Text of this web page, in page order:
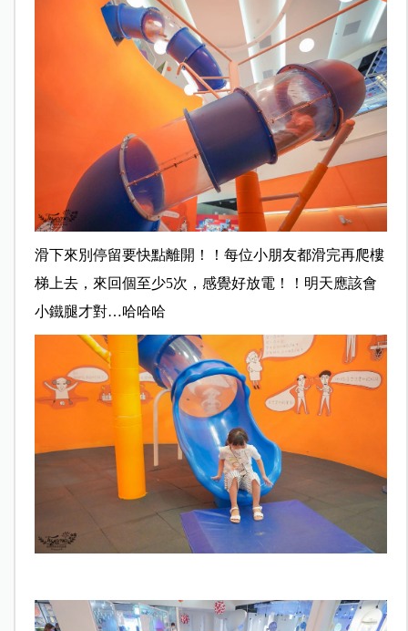
滑下來別停留要快點離開！！每位小朋友都滑完再爬樓
梯上去，來回個至少5次，感覺好放電！！明天應該會
小鐵腿才對…哈哈哈